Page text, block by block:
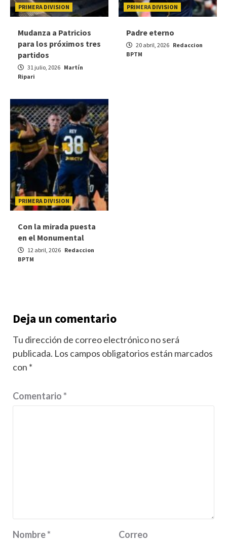
PRIMERA DIVISION
Mudanza a Patricios
para los próximos tres
partidos
31 julio, 2026 Martín
Ripari
PRIMERA DIVISION
Padre eterno
20 abril, 2026 Redaccion
BPTM
PRIMERA DIVISION
Con la mirada puesta
en el Monumental
12 abril, 2026 Redaccion
BPTM
Deja un comentario
Tu dirección de correo electrónico no será
publicada. Los campos obligatorios están marcados
con *
Comentario*
Nombre*
Correo